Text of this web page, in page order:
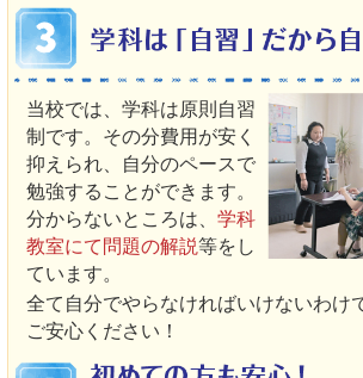
当校では、学科は原則自習
制です。その分費用が安く
抑えられ、自分のペースで
勉強することができます。
分からないところは、学科
教室にて問題の解説等をし
ています。
全て自分でやらなければいけないわけ
ご安心ください！